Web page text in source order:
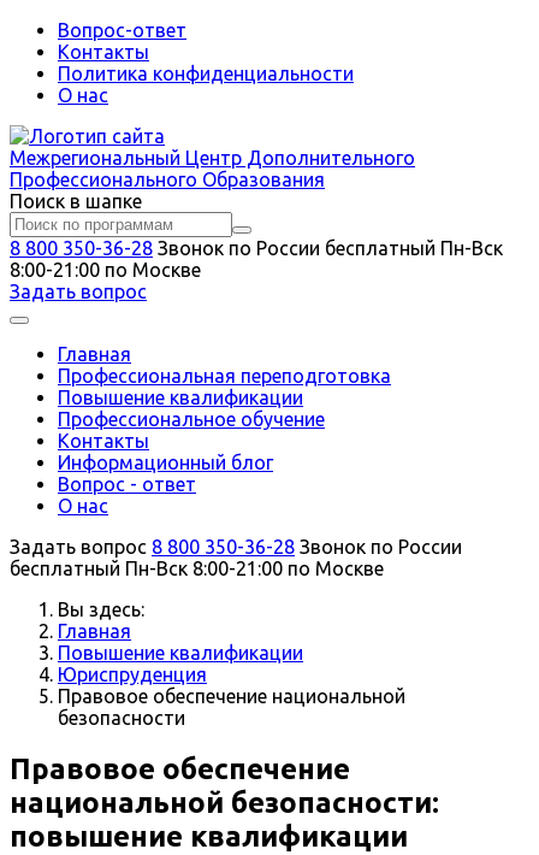
Вопрос-ответ
Контакты
Политика конфиденциальности
О нас
Межрегиональный Центр Дополнительного
Профессионального Образования
Поиск в шапке
8 800 350-36-28 Звонок по России бесплатный Пн-Вск
8:00-21:00 по Москве
Задать вопрос
Главная
Профессиональная переподготовка
Повышение квалификации
Профессиональное обучение
Контакты
Информационный блог
Вопрос - ответ
О нас
Задать вопрос 8 800 350-36-28 Звонок по России
бесплатный Пн-Вск 8:00-21:00 по Москве
Вы здесь:
Главная
Повышение квалификации
Юриспруденция
Правовое обеспечение национальной
безопасности
Правовое обеспечение
национальной безопасности:
повышение квалификации